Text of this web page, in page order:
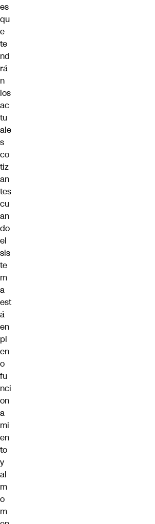
es
qu
e
te
nd
rá
n
los
ac
tu
ale
s
co
tiz
an
tes
cu
an
do
el
sis
te
m
a
est
á
en
pl
en
o
fu
nci
on
a
mi
en
to
y
al
m
o
m